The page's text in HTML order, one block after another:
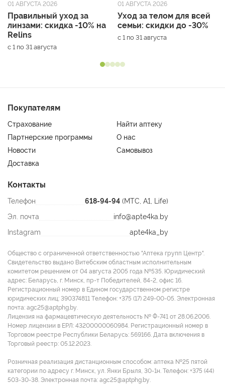
01 АВГУСТА 2026
Правильный уход за
линзами: скидка -10% на
Relins
с 1 по 31 августа
01 АВГУСТА 2026
Уход за телом для всей
семьи: скидки до -30%
с 1 по 31 августа
Покупателям
Страхование
Найти аптеку
Партнерские программы
О нас
Новости
Самовывоз
Доставка
Контакты
Телефон 618-94-94 (МТС, A1, Life)
Эл. почта
info@apte4ka.by
Instagram
apte4ka_by
Общество с ограниченной ответственностью "Аптека групп Центр".
Свидетельство выдано Витебским областным исполнительным
комитетом решением от 04 августа 2005 года №535. Юридический
адрес: Беларусь, г. Минск, пр-т Победителей, 84-2, офис 16.
Регистрационный номер в Едином государственном регистре
юридических лиц: 390374811 Tелефон: +375 (17) 249-00-05. Электронная
почта: agc25@aptphg.by.
Лицензия на фармацевтическую деятельность № Ф-741 от 28.06.2006.
Номер лицензии в ЕРЛ: 43200000060984. Регистрационный номер в
Торговом реестре Республики Беларусь: 569166. Дата включения в
Торговый реестр: 05.12.2023.
Розничная реализация дистанционным способом: аптека №25 пятой
категории по адресу г. Минск, ул. Янки Брыля, 30-1н. Телефон: +375 (44)
503-30-38. Электронная почта: agc25@aptphg.by.